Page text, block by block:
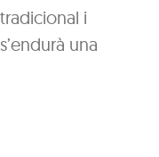
i
una